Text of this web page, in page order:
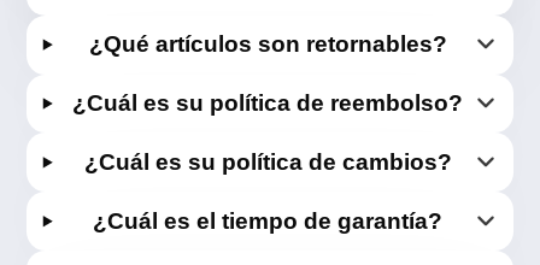
¿Qué artículos son retornables?
¿Cuál es su política de reembolso?
¿Cuál es su política de cambios?
¿Cuál es el tiempo de garantía?